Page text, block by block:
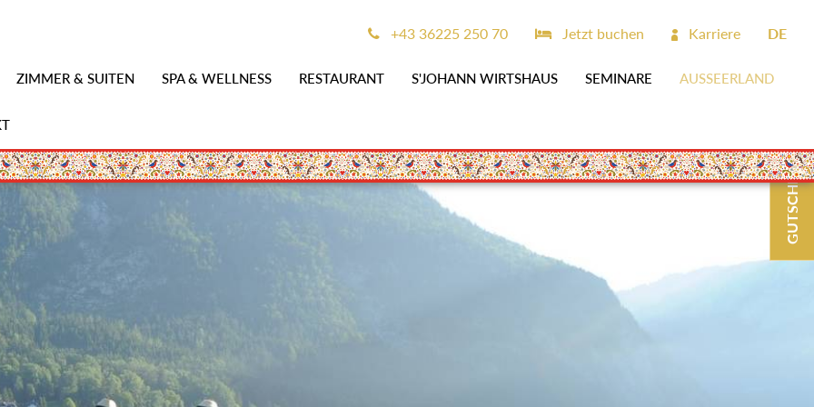
ZIMMER & SUITEN SPA & WELLNESS RESTAURANT S'JOHANN WIRTSHAUS SEMINARE AUSSEERLAND
+43 36225 250 70 Jetzt buchen Karriere DE
GUTSCHEINE